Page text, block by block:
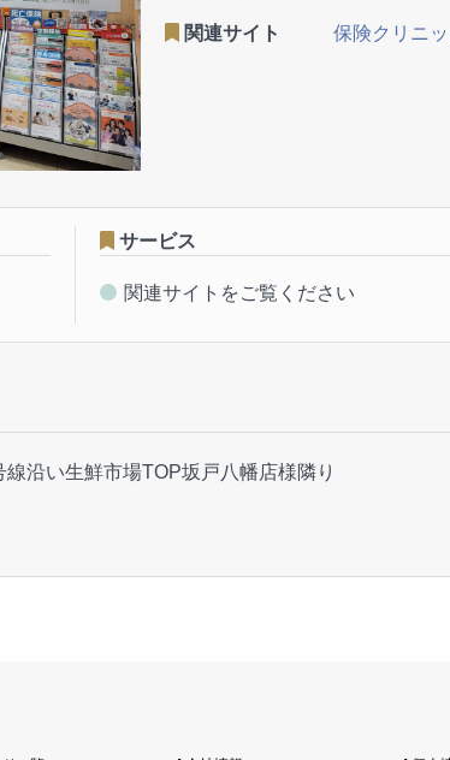
関連サイト 保険クリニッ
サービス
関連サイトをご覧ください
沿い生鮮市場TOP坂戸八幡店様隣り